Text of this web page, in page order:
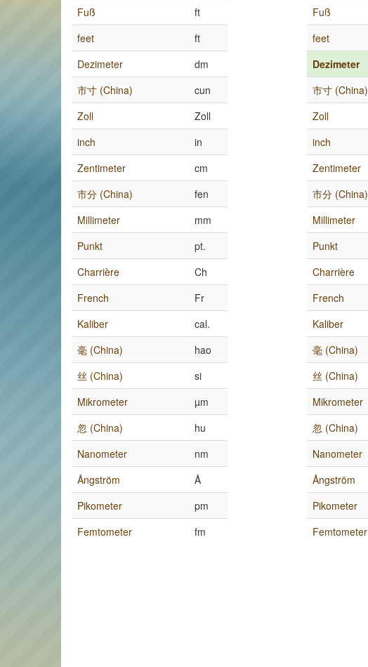
Fuß
ft
feet
ft
Dezimeter
dm
市寸 (China)
cun
Zoll
Zoll
inch
in
Zentimeter
cm
市分 (China)
fen
Millimeter
mm
Punkt
pt.
Charrière
Ch
French
Fr
Kaliber
cal.
毫 (China)
hao
丝 (China)
si
Mikrometer
µm
忽 (China)
hu
Nanometer
nm
Ångström
Å
Pikometer
pm
Femtometer
fm
Fuß
feet
Dezimeter
市寸 (China)
Zoll
inch
Zentimeter
市分 (China)
Millimeter
Punkt
Charrière
French
Kaliber
毫 (China)
丝 (China)
Mikrometer
忽 (China)
Nanometer
Ångström
Pikometer
Femtometer